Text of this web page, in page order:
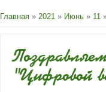
Главная » 2021 » Июнь » 11
"Цифровой